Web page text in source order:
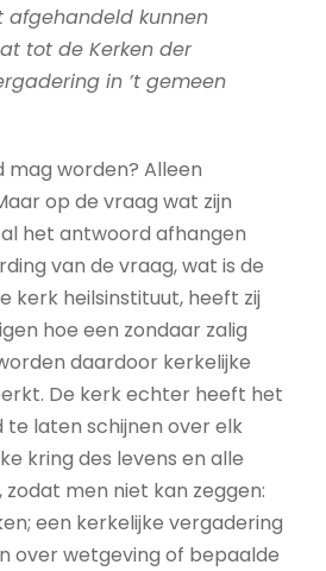
afgehandeld kunnen
tot de Kerken der
in ’t gemeen
worden? Alleen
op de vraag wat zijn
het antwoord afhangen
van de vraag, wat is de
kerk heilsinstituut, heeft zij
hoe een zondaar zalig
daardoor kerkelijke
De kerk echter heeft het
laten schijnen over elk
kring des levens en alle
men niet kan zeggen:
een kerkelijke vergadering
over wetgeving of bepaalde